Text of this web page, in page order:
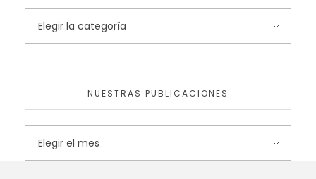
NUESTRAS PUBLICACIONES